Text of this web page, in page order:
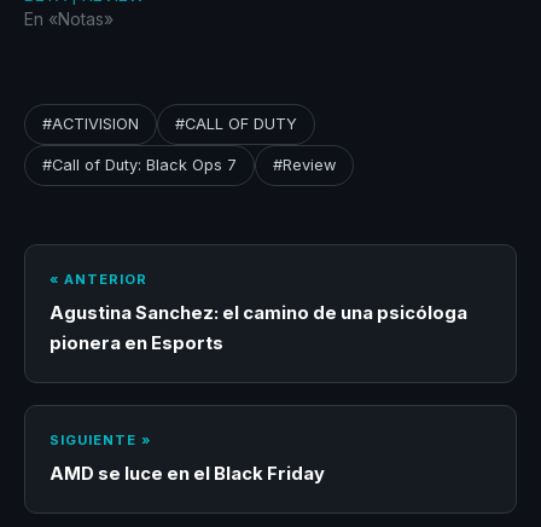
En «Notas»
#ACTIVISION #CALL OF DUTY
#Call of Duty: Black Ops 7 #Review
« ANTERIOR
Agustina Sanchez: el camino de una psicóloga
pionera en Esports
SIGUIENTE »
AMD se luce en el Black Friday